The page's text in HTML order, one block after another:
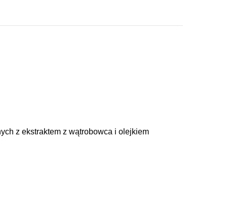
z ekstraktem z wątrobowca i olejkiem